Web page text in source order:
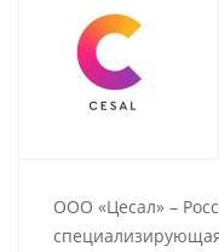
ООО «Цесал» –